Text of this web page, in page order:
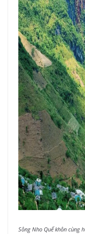
Sông Nho Quế khôn cùng